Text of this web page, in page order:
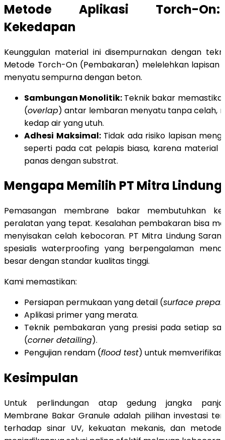
Metode Aplikasi Torch-
Kekedapan
Keunggulan material ini disempurnakan dengan
Metode Torch-On (Pembakaran) melelehkan lapisan
menyatu sempurna dengan beton.
Sambungan Monolitik: Teknik bakar
(overlap) antar lembaran menyatu tanpa celah,
kedap air yang utuh.
Adhesi Maksimal:Tidak ada risiko lapisan
seperti pada cat pelapis biasa, karena material
panas dengan substrat.
Mengapa Memilih PT Mitra
Pemasangan membrane bakar membutuhkan
peralatan yang tepat. Kesalahan pembakaran bisa
menyisakan celah kebocoran. PT Mitra Lindung
spesialis waterproofing yang berpengalaman
besar dengan standar kualitas tinggi.
Kami memastikan:
Persiapan permukaan yang detail (surface
Aplikasi primer yang merata.
Teknik pembakaran yang presisi pada setiap
(corner detailing).
Pengujian rendam (flood test) untuk
Kesimpulan
Untuk perlindungan atap gedung jangka
Membrane Bakar Granule adalah pilihan investasi
terhadap sinar UV, kekuatan mekanis, dan